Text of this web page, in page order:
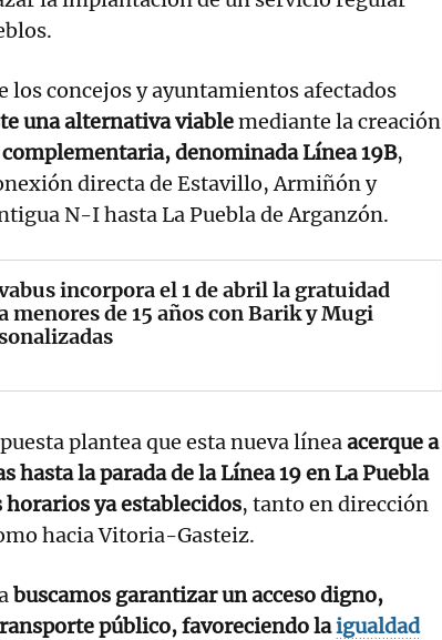
los concejos y ayuntamientos afectados
una alternativa viablemediante la creación
denominada Línea 19B,
directa de Estavillo, Armiñón y
N-I hasta La Puebla de Arganzón.
incorpora el 1 de abril la gratuidad
menores de 15 años con Barik y Mugi
plantea que esta nueva líneaacerque a
hasta la parada de la Línea 19 en La Puebla
horarios ya establecidos, tanto en dirección
hacia Vitoria-Gasteiz.
buscamos garantizar un acceso digno,
público, favoreciendo laigualdad